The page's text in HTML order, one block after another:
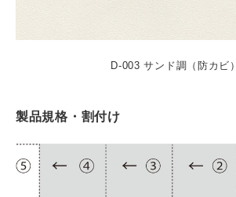
D-003 サンド調（防カビ）
製品規格・割付け